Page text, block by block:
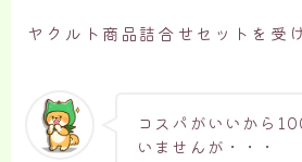
ヤクルト商品詰合せセットを受
コスパがいいから
いませんが・・・